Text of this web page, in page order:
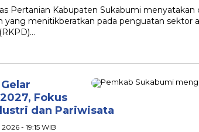
Pertanian Kabupaten Sukabumi
yang menitikberatkan pada penguatan sektor
Fokus
dan Pariwisata
- 19:15 WIB